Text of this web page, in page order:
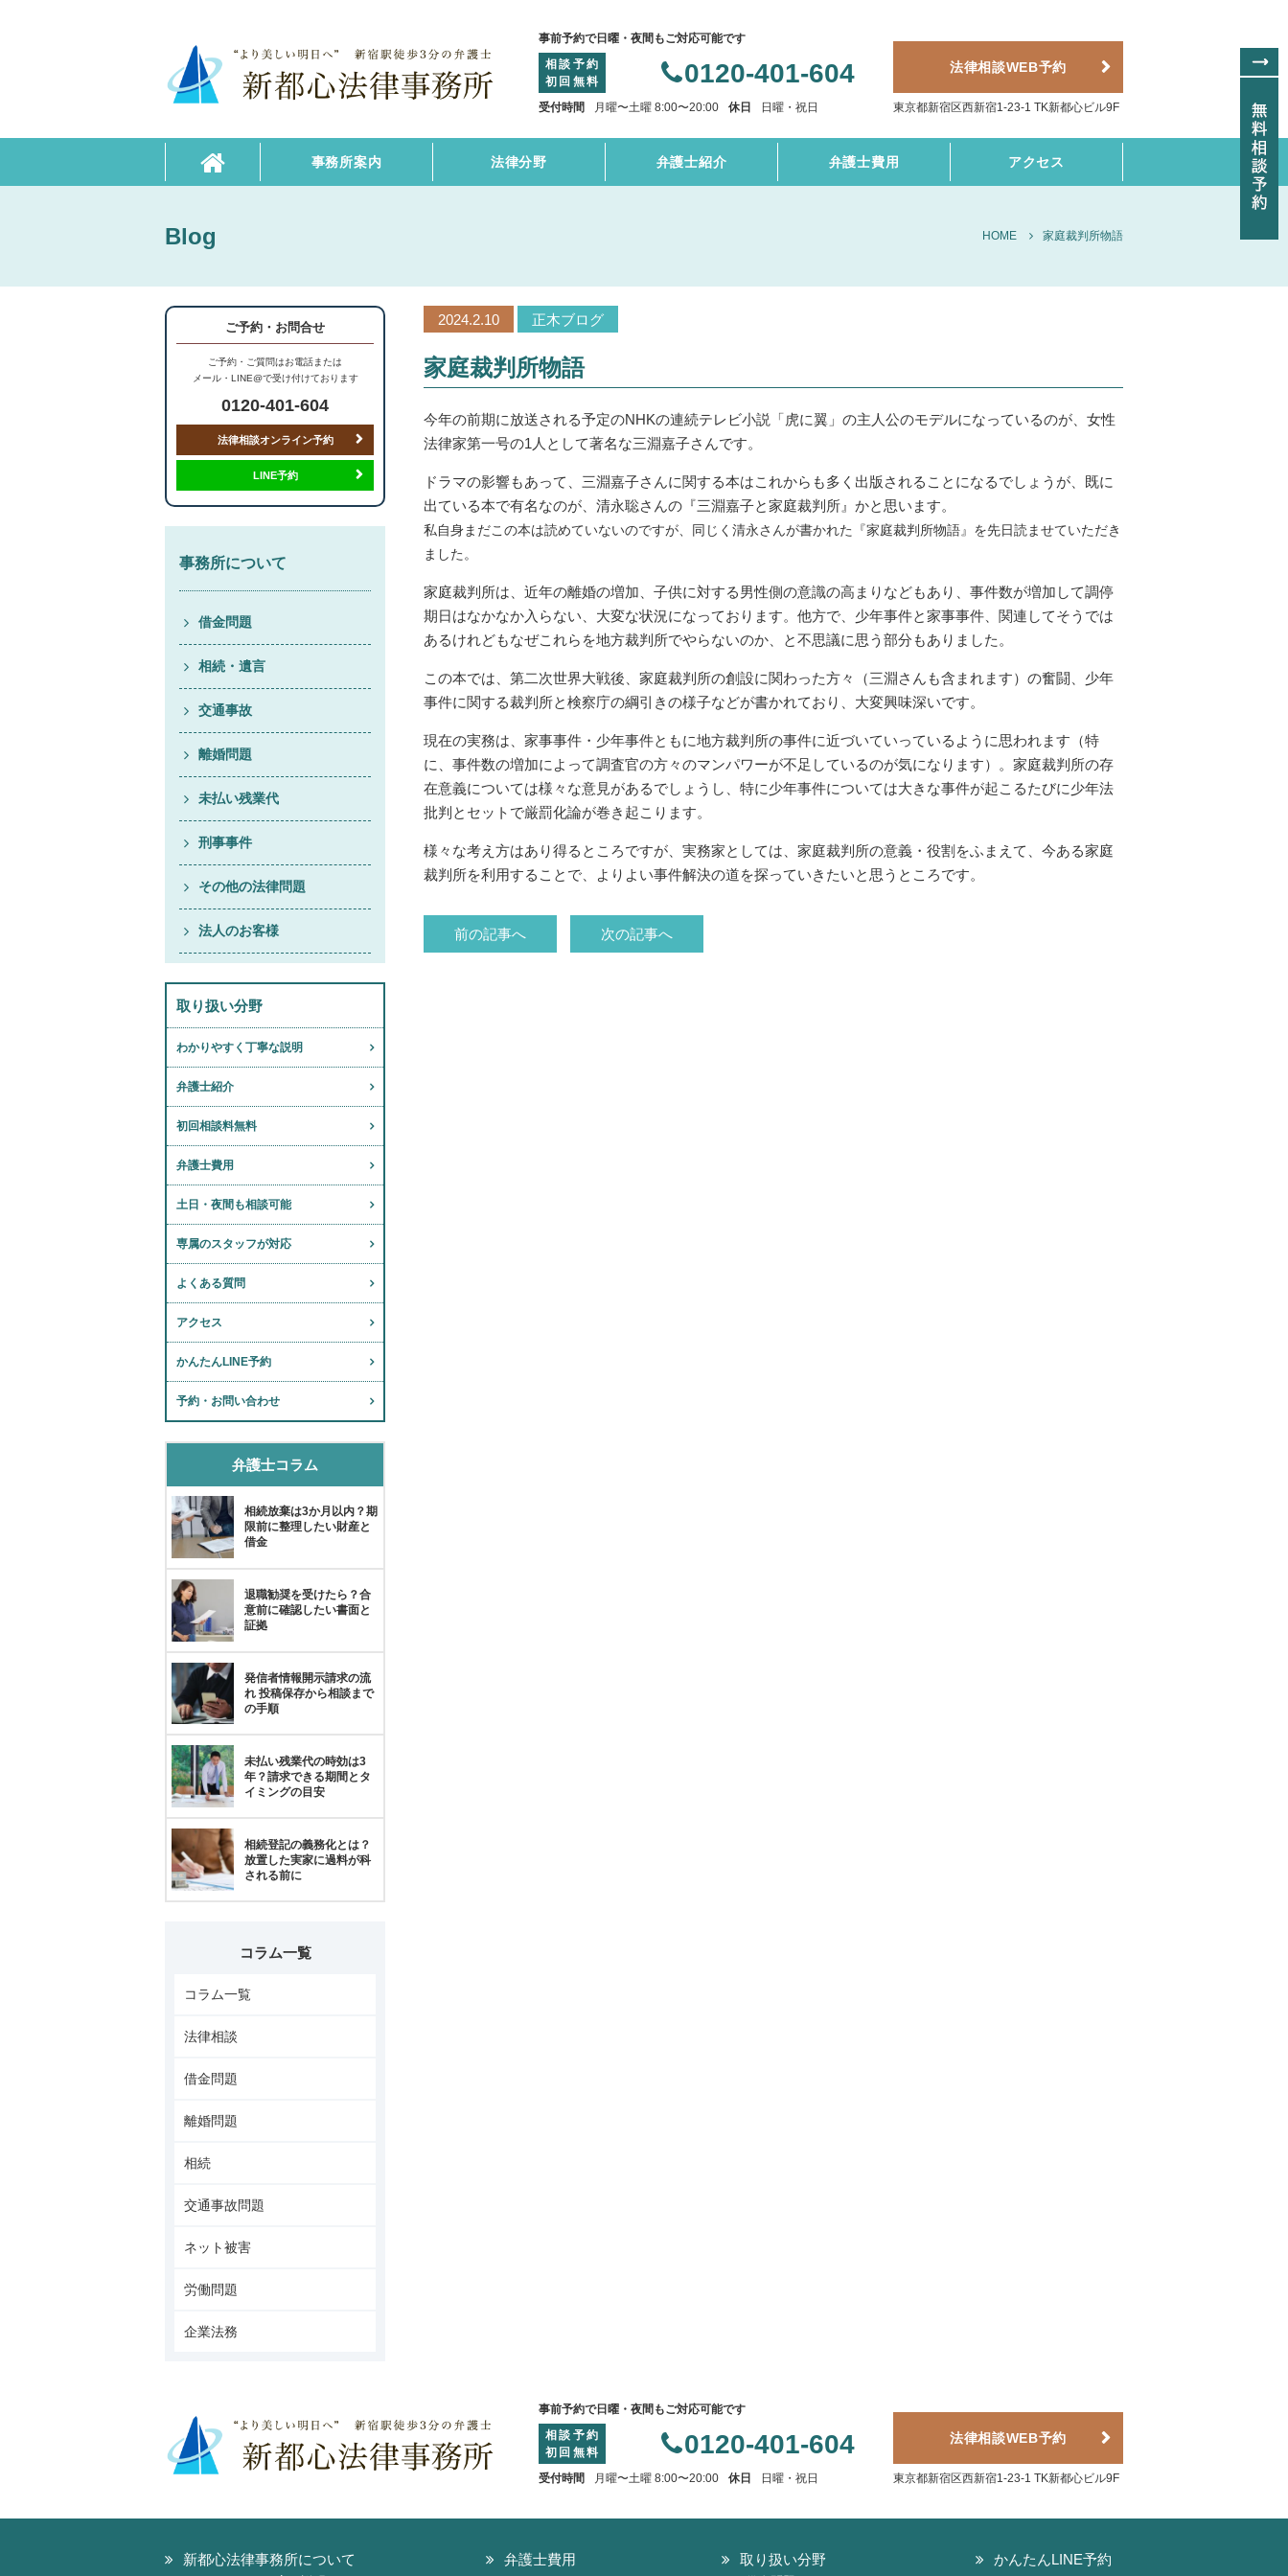
事前予約で日曜・夜間もご対応可能です
相談予約
初回無料
0120-401-604
受付時間 月曜〜土曜 8:00〜20:00 休日 日曜・祝日
法律相談WEB予約
東京都新宿区西新宿1-23-1 TK新都心ビル9F
事務所案内 法律分野 弁護士紹介 弁護士費用 アクセス
Blog HOME 家庭裁判所物語
2024.2.10 正木ブログ
家庭裁判所物語
今年の前期に放送される予定のNHKの連続テレビ小説「虎に翼」の主人公のモデルになっているのが、女性
法律家第一号の1人として著名な三淵嘉子さんです。
ドラマの影響もあって、三淵嘉子さんに関する本はこれからも多く出版されることになるでしょうが、既に
出ている本で有名なのが、清永聡さんの『三淵嘉子と家庭裁判所』かと思います。
私自身まだこの本は読めていないのですが、同じく清永さんが書かれた『家庭裁判所物語』 を先日読ませていただき
ました。
家庭裁判所は、近年の離婚の増加、子供に対する男性側の意識の高まりなどもあり、事件数が増加して調停
期日はなかなか入らない、大変な状況になっております。他方で、少年事件と家事事件、関連してそうでは
あるけれどもなぜこれらを地方裁判所でやらないのか、と不思議に思う部分もありました。
この本では、第二次世界大戦後、家庭裁判所の創設に関わった方々（三淵さんも含まれます）の奮闘、少年
事件に関する裁判所と検察庁の綱引きの様子などが書かれており、大変興味深いです。
現在の実務は、家事事件・少年事件ともに地方裁判所の事件に近づいていっているように思われます（特
に、事件数の増加によって調査官の方々のマンパワーが不足しているのが気になります）。家庭裁判所の存
在意義については様々な意見があるでしょうし、特に少年事件については大きな事件が起こるたびに少年法
批判とセットで厳罰化論が巻き起こります。
様々な考え方はあり得るところですが、実務家としては、家庭裁判所の意義・役割をふまえて、今ある家庭
裁判所を利用することで、よりよい事件解決の道を探っていきたいと思うところです。
前の記事へ 次の記事へ
ご予約・お問合せ
ご予約・ご質問はお電話または
メール・LINE@で受け付けております
0120-401-604
法律相談オンライン予約
LINE予約
事務所について
借金問題
相続・遺言
交通事故
離婚問題
未払い残業代
刑事事件
その他の法律問題
法人のお客様
取り扱い分野
わかりやすく丁寧な説明
弁護士紹介
初回相談料無料
弁護士費用
土日・夜間も相談可能
専属のスタッフが対応
よくある質問
アクセス
かんたんLINE予約
予約・お問い合わせ
弁護士コラム
相続放棄は3か月以内？期
限前に整理したい財産と
借金
退職勧奨を受けたら？合
意前に確認したい書面と
証拠
発信者情報開示請求の流
れ 投稿保存から相談まで
の手順
未払い残業代の時効は3
年？請求できる期間とタ
イミングの目安
相続登記の義務化とは？
放置した実家に過料が科
される前に
コラム一覧
コラム一覧
法律相談
借金問題
離婚問題
相続
交通事故問題
ネット被害
労働問題
企業法務
事前予約で日曜・夜間もご対応可能です
相談予約
初回無料
0120-401-604
受付時間 月曜〜土曜 8:00〜20:00 休日 日曜・祝日
法律相談WEB予約
東京都新宿区西新宿1-23-1 TK新都心ビル9F
新都心法律事務所について
弁護士費用
取り扱い分野
かんたんLINE予約